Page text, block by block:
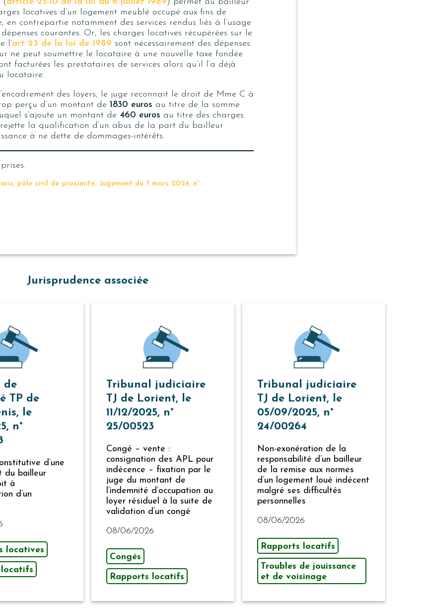
locatives d’un logement meublé occupé aux fins de
en contrepartie notamment des services rendus liés à l’usage
courantes. Or, les charges locatives récupérées sur le
l’art 23 de la loi de 1989 sont nécessairement des dépenses
ne peut soumettre le locataire à une nouvelle taxe fondée
facturées les prestataires de services alors qu’il l’a déjà
locataire.
des loyers, le juge reconnait le droit de Mme C à
perçu d’un montant de 1830 euros au titre de la somme
s’ajoute un montant de 460 euros au titre des charges.
rejette la qualification d’un abus de la part du bailleur
à ne dette de dommages-intérêts.
pôle civil de proximité. Jugement du 7 mars 2024, n°
Jurisprudence associée
de
TP de
le
n°
d’une
du bailleur
à
d’un
locatives
locatifs
Tribunal judiciaire
TJ de Lorient, le
11/12/2025, n°
25/00523
Congé – vente :
consignation des APL pour
indécence – fixation par le
juge du montant de
l’indemnité d’occupation au
loyer résiduel à la suite de
validation d’un congé
08/06/2026
Congés
Rapports locatifs
Tribunal judiciaire
TJ de Lorient, le
05/09/2025, n°
24/00264
Non-exonération de la
responsabilité d’un bailleur
de la remise aux normes
d’un logement loué indécent
malgré ses difficultés
personnelles
08/06/2026
Rapports locatifs
Troubles de jouissance
et de voisinage